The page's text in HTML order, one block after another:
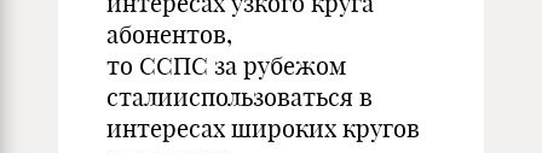
абонентов,
то ССПС за рубежом
сталииспользоваться в
интересах широких кругов